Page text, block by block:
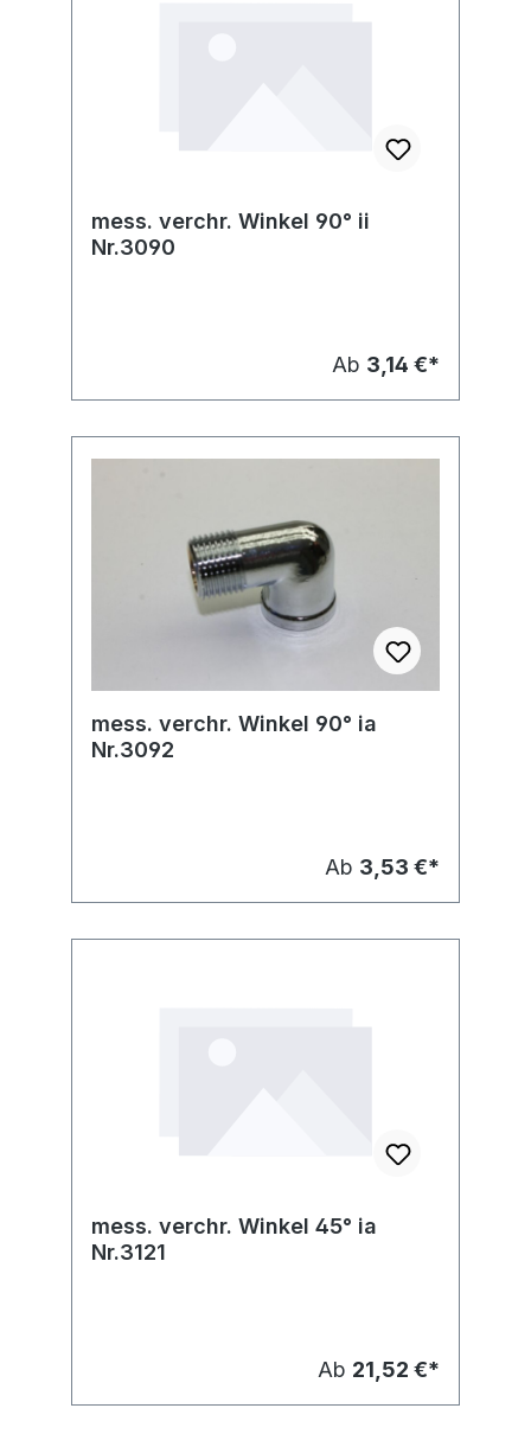
mess. verchr. Winkel 90° ii
Nr.3090
Ab 3,14 €*
mess. verchr. Winkel 90° ia
Nr.3092
Ab 3,53 €*
mess. verchr. Winkel 45° ia
Nr.3121
Ab 21,52 €*